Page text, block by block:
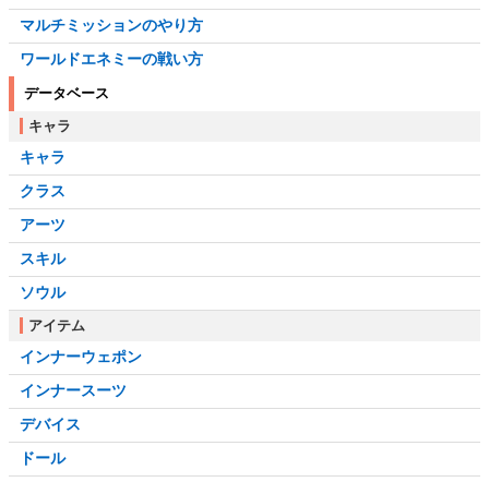
マルチミッションのやり方
ワールドエネミーの戦い方
データベース
キャラ
キャラ
クラス
アーツ
スキル
ソウル
アイテム
インナーウェポン
インナースーツ
デバイス
ドール